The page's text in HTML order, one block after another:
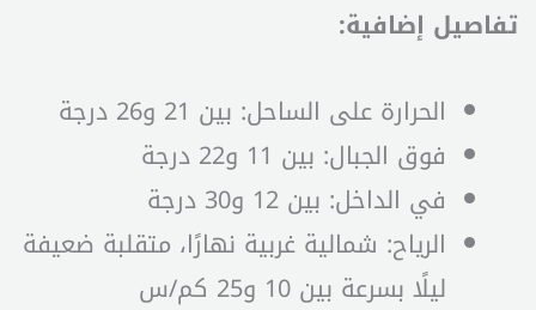
تفاصيل إضافية:
الحرارة على الساحل: بين 21 و26 درجة
فوق الجبال: بين 11 و22 درجة
في الداخل: بين 12 و30 درجة
الرياح: شمالية غربية نهارًا، متقلبة ضعيفة
ليلًا بسرعة بين 10 و25 كم/س